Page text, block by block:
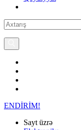
ENDİRİM!
Sayt üzrə